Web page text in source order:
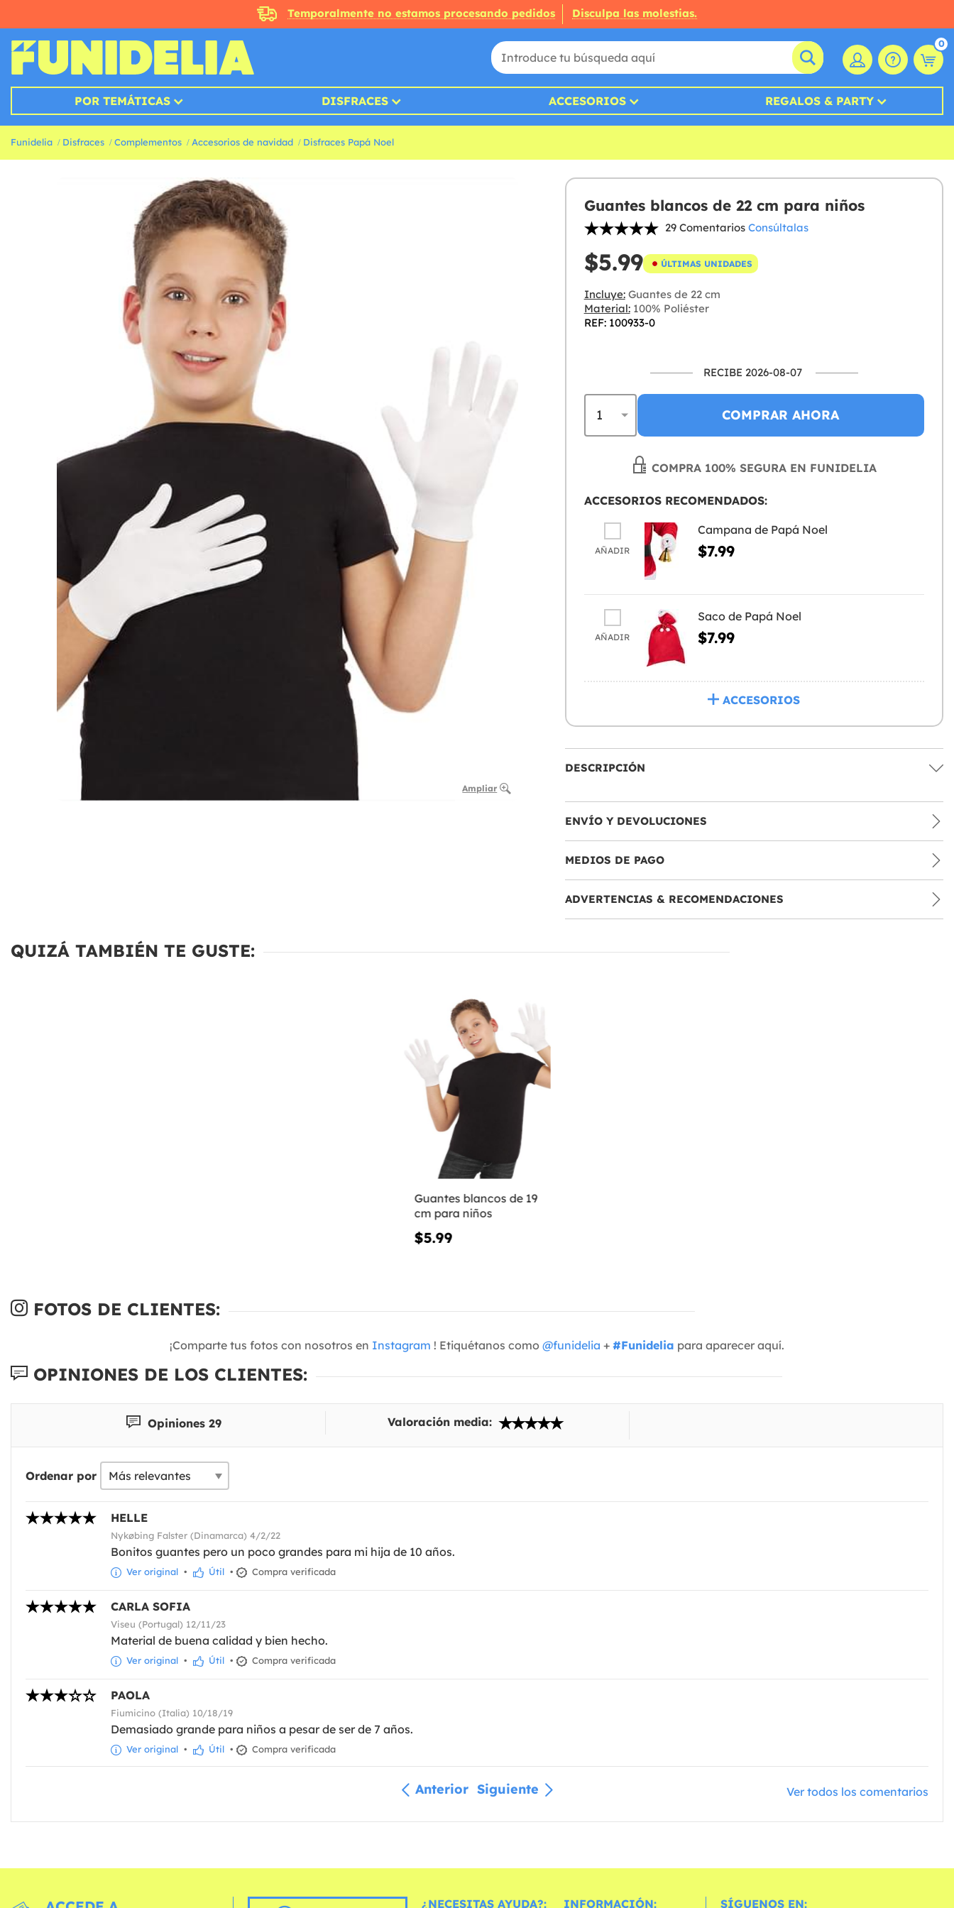
Temporalmente no estamos procesando pedidos Disculpa las molestias.
0
POR TEMÁTICAS DISFRACES ACCESORIOS REGALOS & PARTY
Funidelia Disfraces Complementos Accesorios de navidad Disfraces Papá Noel
Ampliar
Guantes blancos de 22 cm para niños
29 Comentarios Consúltalas
$5.99 ÚLTIMAS UNIDADES
Incluye:Guantes de 22 cm
Material:100% Poliéster
REF: 100933-0
RECIBE 2026-08-07
COMPRAR AHORA
COMPRA 100% SEGURA EN FUNIDELIA
ACCESORIOS RECOMENDADOS:
AÑADIR
Campana de Papá Noel
$7.99
AÑADIR
Saco de Papá Noel
$7.99
ACCESORIOS
DESCRIPCIÓN
ENVÍO Y DEVOLUCIONES
MEDIOS DE PAGO
ADVERTENCIAS & RECOMENDACIONES
QUIZÁ TAMBIÉN TE GUSTE:
Guantes blancos de 19
cm para niños
$5.99
FOTOS DE CLIENTES:
¡Comparte tus fotos con nosotros en Instagram ! Etiquétanos como @funidelia + #Funidelia para aparecer aquí.
OPINIONES DE LOS CLIENTES:
Opiniones 29 Valoración media:
Ordenar por
HELLE
Nykøbing Falster (Dinamarca) 4/2/22
Bonitos guantes pero un poco grandes para mi hija de 10 años.
Ver original • Útil • Compra verificada
CARLA SOFIA
Viseu (Portugal) 12/11/23
Material de buena calidad y bien hecho.
Ver original • Útil • Compra verificada
PAOLA
Fiumicino (Italia) 10/18/19
Demasiado grande para niños a pesar de ser de 7 años.
Ver original • Útil • Compra verificada
Anterior Siguiente Ver todos los comentarios
¿NECESITAS AYUDA?: INFORMACIÓN: SÍGUENOS EN: